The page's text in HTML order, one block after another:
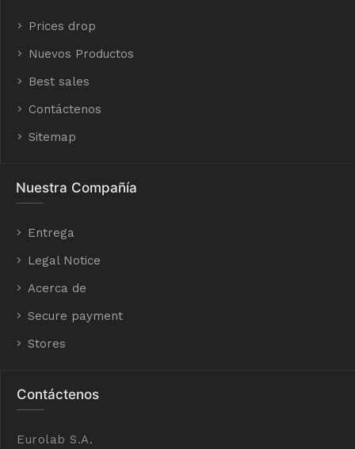
Prices drop
Nuevos Productos
Best sales
Contáctenos
Sitemap
Nuestra Compañía
Entrega
Legal Notice
Acerca de
Secure payment
Stores
Contáctenos
Eurolab S.A.